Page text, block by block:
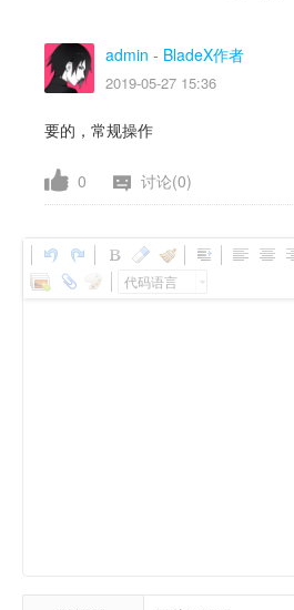
admin - BladeX作者
2019-05-27 15:36
要的，常规操作
0 讨论(0)
代码语言